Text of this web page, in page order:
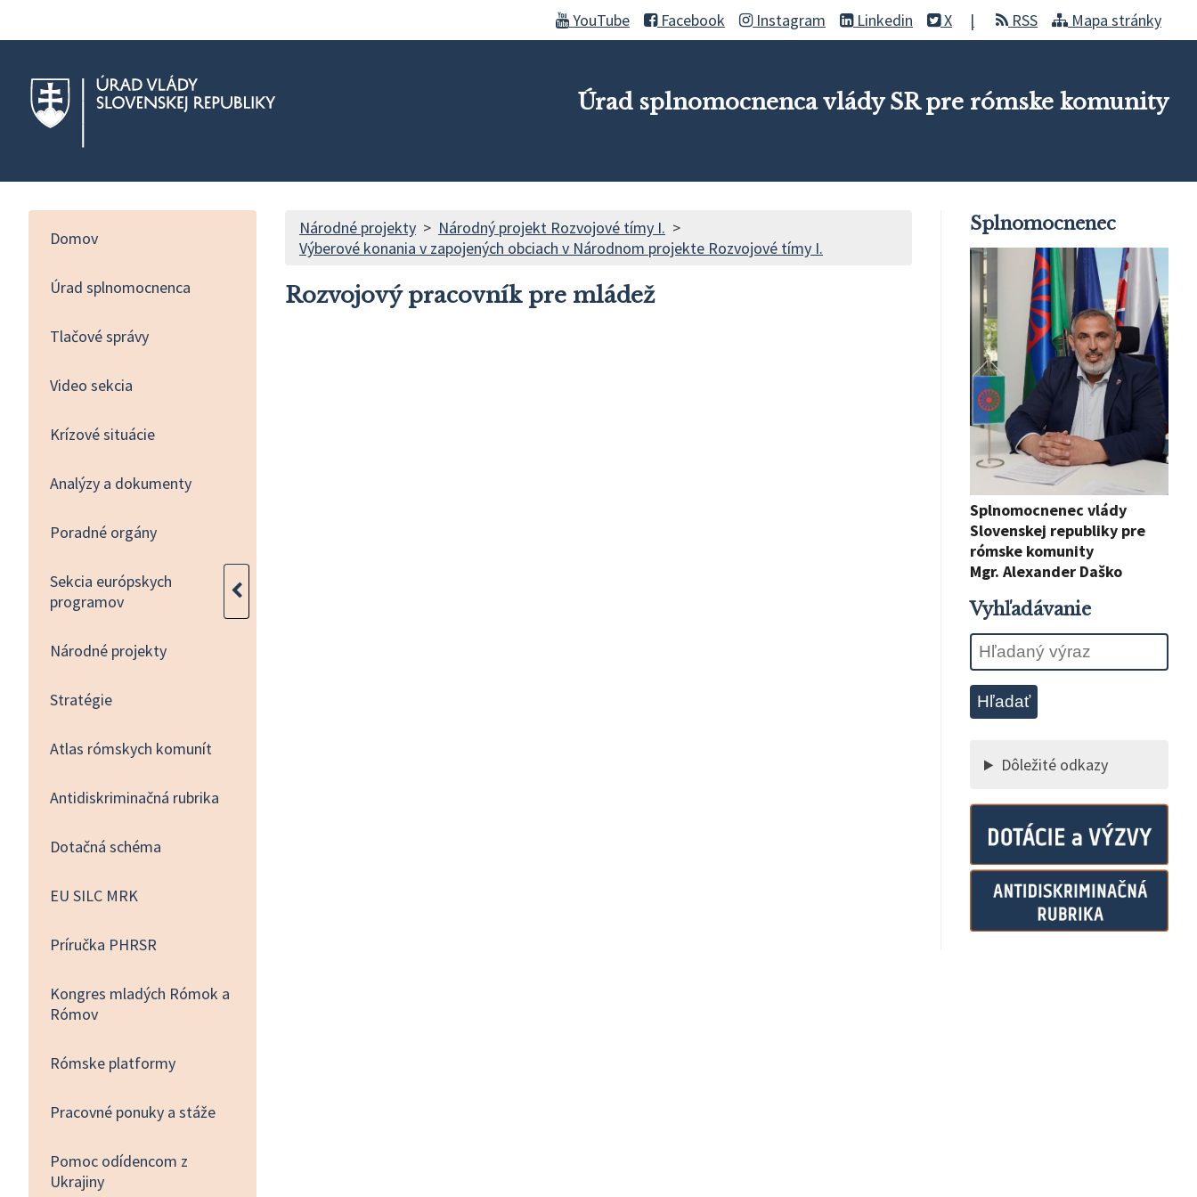
YouTube Facebook Instagram Linkedin X RSS Mapa stránky
Úrad splnomocnenca vlády SR pre rómske komunity
Domov
Úrad splnomocnenca
Tlačové správy
Video sekcia
Krízové situácie
Analýzy a dokumenty
Poradné orgány
Sekcia európskych
programov
Národné projekty
Stratégie
Atlas rómskych komunít
Antidiskriminačná rubrika
Dotačná schéma
EU SILC MRK
Príručka PHRSR
Kongres mladých Rómok a
Rómov
Rómske platformy
Pracovné ponuky a stáže
Pomoc odídencom z
Ukrajiny
Národné projekty
Národný projekt Rozvojové tímy I.
Výberové konania v zapojených obciach v Národnom projekte Rozvojové tímy I.
Rozvojový pracovník pre mládež
Splnomocnenec
Splnomocnenec vlády
Slovenskej republiky pre
rómske komunity
Mgr. Alexander Daško
Vyhľadávanie
Hľadať
Dôležité odkazy